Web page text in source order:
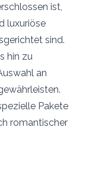
ist,
luxuriöse
sind.
hin zu
an
Pakete
romantischer